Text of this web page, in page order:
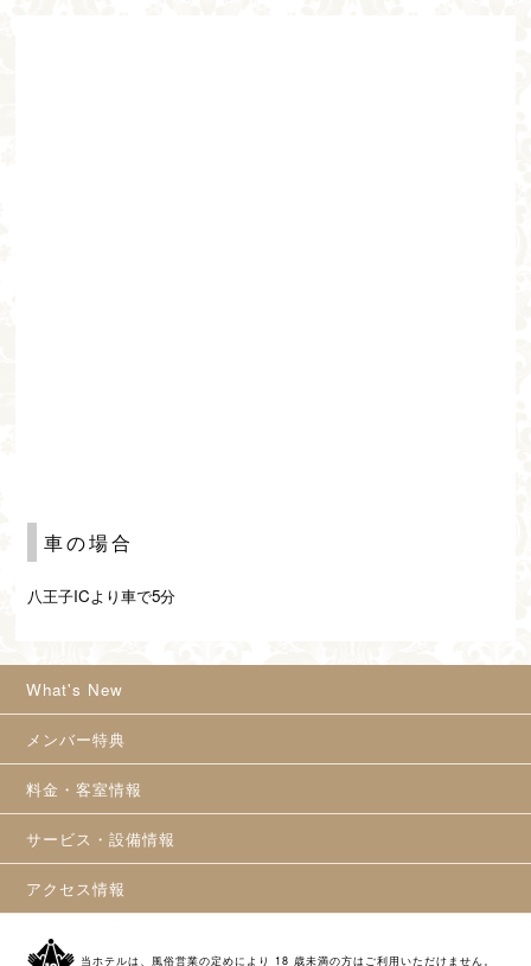
車の場合
八王子ICより車で5分
What's New
メンバー特典
料金・客室情報
サービス・設備情報
アクセス情報
当ホテルは、風俗営業の定めにより 18 歳未満の方はご利用いただけません。